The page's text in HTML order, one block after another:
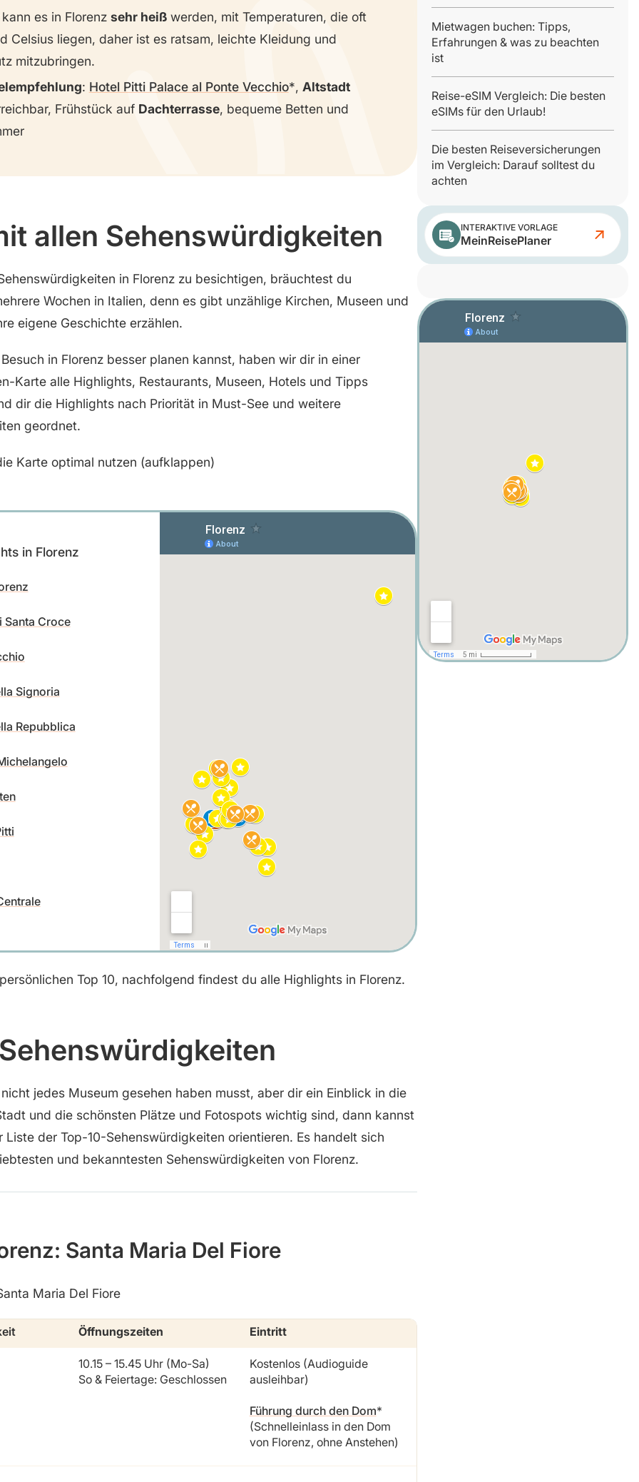
kann es in Florenz sehr heißwerden, mit Temperaturen, die oft
Celsius liegen, daher ist es ratsam, leichte Kleidung und
mitzubringen.
: Hotel Pitti Palace al Ponte Vecchio , Altstadt
Frühstück auf Dachterrasse, bequeme Betten und
allen Sehenswürdigkeiten
in Florenz zu besichtigen, bräuchtest du
Wochen in Italien, denn es gibt unzählige Kirchen, Museen und
eigene Geschichte erzählen.
in Florenz besser planen kannst, haben wir dir in einer
Karte alle Highlights, Restaurants, Museen, Hotels und Tipps
dir die Highlights nach Priorität in Must-See und weitere
geordnet.
Karte optimal nutzen (aufklappen)
in Florenz
Santa Croce
Signoria
Repubblica
Top 10, nachfolgend findest du alle Highlights in Florenz.
jedes Museum gesehen haben musst, aber dir ein Einblick in die
und die schönsten Plätze und Fotospots wichtig sind, dann kannst
Liste der Top-10-Sehenswürdigkeiten orientieren. Es handelt sich
und bekanntesten Sehenswürdigkeiten von Florenz.
Santa Maria Del Fiore
Maria Del Fiore
Öffnungszeiten Eintritt
10.15 – 15.45 Uhr (Mo-Sa)
So & Feiertage: Geschlossen
Kostenlos (Audioguide
ausleihbar)
Führung durch den Dom
(Schnelleinlass in den Dom
von Florenz, ohne Anstehen)
Mietwagen buchen: Tipps,
Erfahrungen & was zu beachten
ist
Reise-eSIM Vergleich: Die besten
eSIMs für den Urlaub!
Die besten Reiseversicherungen
im Vergleich: Darauf solltest du
achten
INTERAKTIVE VORLAGE
MeinReisePlaner